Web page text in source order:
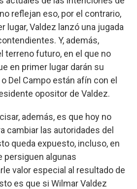
reflejan eso, por el contrario,
lugar, Valdez lanzó una jugada
Y, además,
terreno futuro, en el que no
en primer lugar darán su
Del Campo están afín con el
opositor de Valdez.
además, es que hoy no
cambiar las autoridades del
queda expuesto, incluso, en
persiguen algunas
valor especial al resultado de
es que si Wilmar Valdez